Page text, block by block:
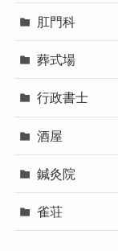
肛門科
葬式場
行政書士
酒屋
鍼灸院
雀荘